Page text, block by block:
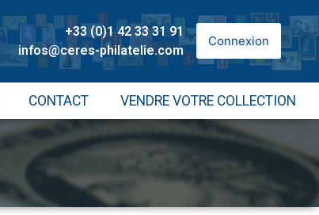
+33 (0)1 42 33 31 91
infos@ceres-philatelie.com
Connexion
CONTACT VENDRE VOTRE COLLECTION